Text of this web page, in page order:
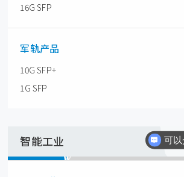
16G SFP
军轨产品
10G SFP+
1G SFP
智能工业